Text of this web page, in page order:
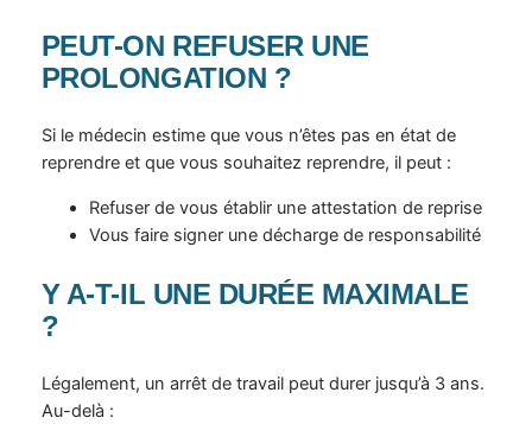
PEUT-ON REFUSER UNE
PROLONGATION ?
Si le médecin estime que vous n’êtes pas en état de
reprendre et que vous souhaitez reprendre, il peut :
Refuser de vous établir une attestation de reprise
Vous faire signer une décharge de responsabilité
Y A-T-IL UNE DURÉE MAXIMALE
?
Légalement, un arrêt de travail peut durer jusqu’à 3 ans.
Au-delà :